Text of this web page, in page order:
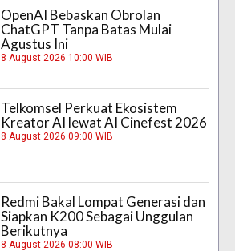
OpenAI Bebaskan Obrolan
ChatGPT Tanpa Batas Mulai
Agustus Ini
8 August 2026 10:00 WIB
Telkomsel Perkuat Ekosistem
Kreator AI lewat AI Cinefest 2026
8 August 2026 09:00 WIB
Redmi Bakal Lompat Generasi dan
Siapkan K200 Sebagai Unggulan
Berikutnya
8 August 2026 08:00 WIB